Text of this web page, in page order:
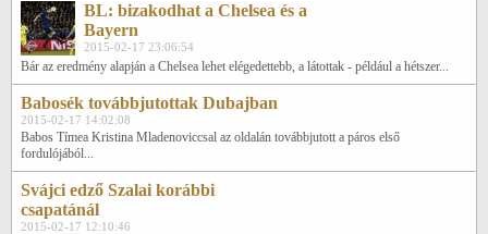
BL: bizakodhat a Chelsea és a
Bayern
2015-02-17 23:06:54
Bár az eredmény alapján a Chelsea lehet elégedettebb, a látottak - például a hétszer...
Babosék továbbjutottak Dubajban
2015-02-17 14:02:08
Babos Tímea Kristina Mladenoviccsal az oldalán továbbjutott a páros első
fordulójából...
Svájci edző Szalai korábbi
csapatánál
2015-02-17 12:10:46